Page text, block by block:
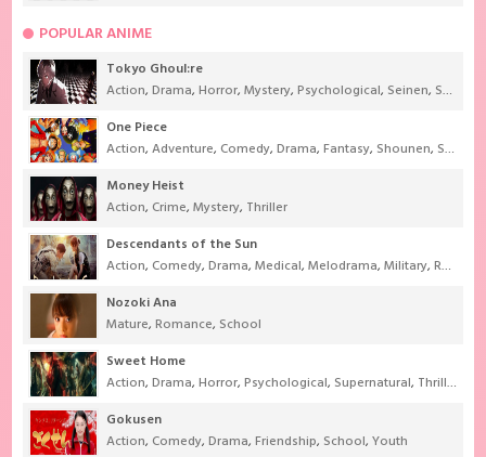
POPULAR ANIME
Tokyo Ghoul:re
Action,Drama,Horror,Mystery,Psychological, Seinen, Supernatural
One Piece
Action,Adventure, Comedy,Drama,Fantasy, Shounen, Super Power
Money Heist
Action, Crime,Mystery, Thriller
Descendants of the Sun
Action, Comedy,Drama,Medical,Melodrama,Military,Romance
Nozoki Ana
Mature,Romance, School
Sweet Home
Action,Drama,Horror,Psychological, Supernatural, Thriller
Gokusen
Action, Comedy,Drama,Friendship, School,Youth